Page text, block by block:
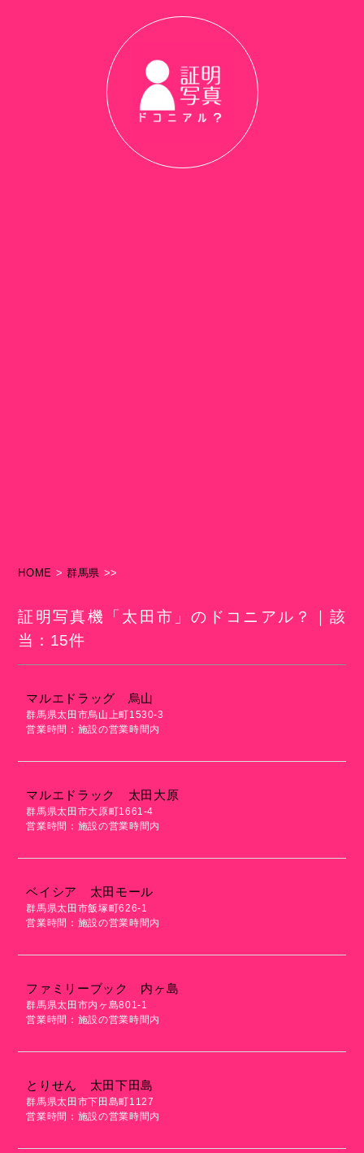
HOME > 群馬県 >>
証明写真機「太田市」のドコニアル？｜該
当：15件
マルエドラッグ 烏山
群馬県太田市烏山上町1530-3
営業時間：施設の営業時間内
マルエドラック 太田大原
群馬県太田市大原町1661-4
営業時間：施設の営業時間内
ベイシア 太田モール
群馬県太田市飯塚町626-1
営業時間：施設の営業時間内
ファミリーブック 内ヶ島
群馬県太田市内ヶ島801-1
営業時間：施設の営業時間内
とりせん 太田下田島
群馬県太田市下田島町1127
営業時間：施設の営業時間内